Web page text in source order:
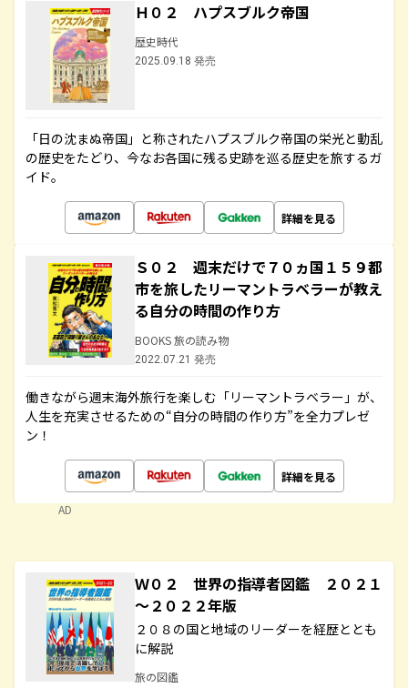
Ｈ０２ ハプスブルク帝国
歴史時代
2025.09.18 発売
「日の沈まぬ帝国」と称されたハプスブルク帝国の栄光と動乱
の歴史をたどり、今なお各国に残る史跡を巡る歴史を旅するガ
イド。
詳細を見る
Ｓ０２ 週末だけで７０ヵ国１５９都
市を旅したリーマントラベラーが教え
る自分の時間の作り方
BOOKS 旅の読み物
2022.07.21 発売
働きながら週末海外旅行を楽しむ「リーマントラベラー」が、
人生を充実させるための“自分の時間の作り方”を全力プレゼ
ン！
詳細を見る
AD
Ｗ０２ 世界の指導者図鑑 ２０２１
～２０２２年版
２０８の国と地域のリーダーを経歴ととも
に解説
旅の図鑑